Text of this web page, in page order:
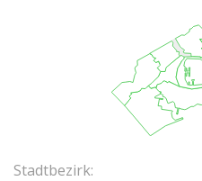
Stadtbezirk: